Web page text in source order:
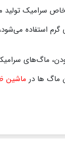
سرامیک تولید
گرم استفاده
ماگ‌های
ماگ ها در ماشین